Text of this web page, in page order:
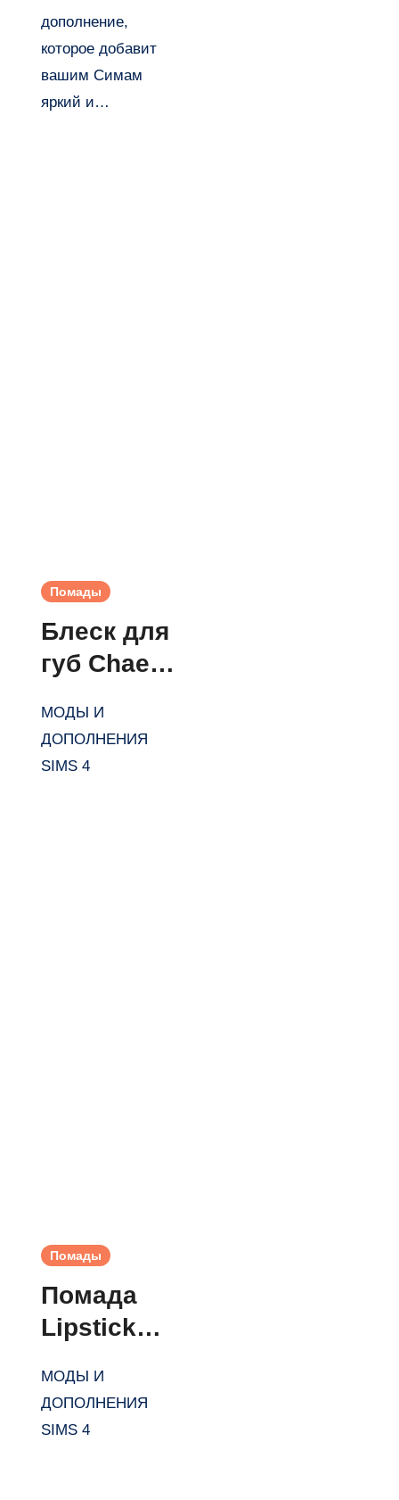
дополнение,
которое добавит
вашим Симам
яркий и…
Помады
Блеск для
губ Chae
MSQSIMS
для Симс
МОДЫ И
ДОПОЛНЕНИЯ
SIMS 4
Помады
Помада
Lipstick
Learxfl
МОДЫ И
ДОПОЛНЕНИЯ
SIMS 4